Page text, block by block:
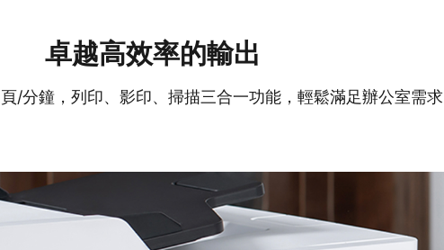
卓越高效率的輸出
/分鐘，列印、影印、掃描三合一功能，輕鬆滿足辦公室需求